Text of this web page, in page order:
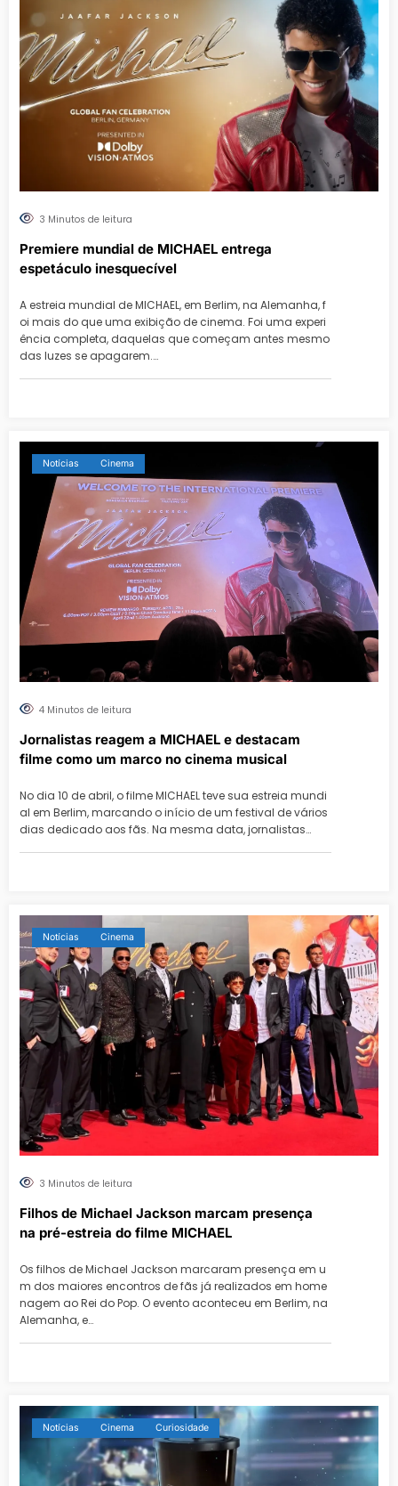
3 Minutos de leitura
Premiere mundial de MICHAEL entrega
espetáculo inesquecível
A estreia mundial de MICHAEL, em Berlim, na Alemanha, f
oi mais do que uma exibição de cinema. Foi uma experi
ência completa, daquelas que começam antes mesmo
das luzes se apagarem.…
Notícias Cinema
4 Minutos de leitura
Jornalistas reagem a MICHAEL e destacam
filme como um marco no cinema musical
No dia 10 de abril, o filme MICHAEL teve sua estreia mundi
al em Berlim, marcando o início de um festival de vários
dias dedicado aos fãs. Na mesma data, jornalistas…
Notícias Cinema
3 Minutos de leitura
Filhos de Michael Jackson marcam presença
na pré-estreia do filme MICHAEL
Os filhos de Michael Jackson marcaram presença em u
m dos maiores encontros de fãs já realizados em home
nagem ao Rei do Pop. O evento aconteceu em Berlim, na
Alemanha, e…
Notícias Cinema Curiosidade